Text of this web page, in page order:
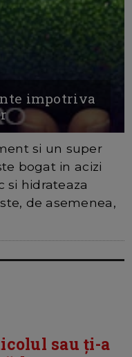
impotriva
si un super
bogat in acizi
si hidrateaza
de asemenea,
sau ți-a